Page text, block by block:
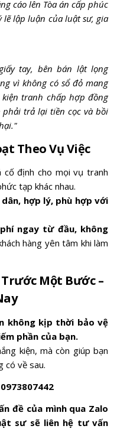
cáo lên Tòa án cấp phúc
lập luận của luật sư, gia
tay, bên bán lật lọng
vì không có sổ đỏ mang
tranh chấp hợp đồng
trả lại tiền cọc và bồi
Theo Vụ Việc
cố định cho mọi vụ tranh
tạp khác nhau.
hợp lý, phù hợp với
ngay từ đầu, không
hàng yên tâm khi làm
Một Bước –
không kịp thời bảo vệ
phần của bạn.
kiện, mà còn giúp bạn
có về sau.
đề của mình qua Zalo
sư sẽ liên hệ tư vấn